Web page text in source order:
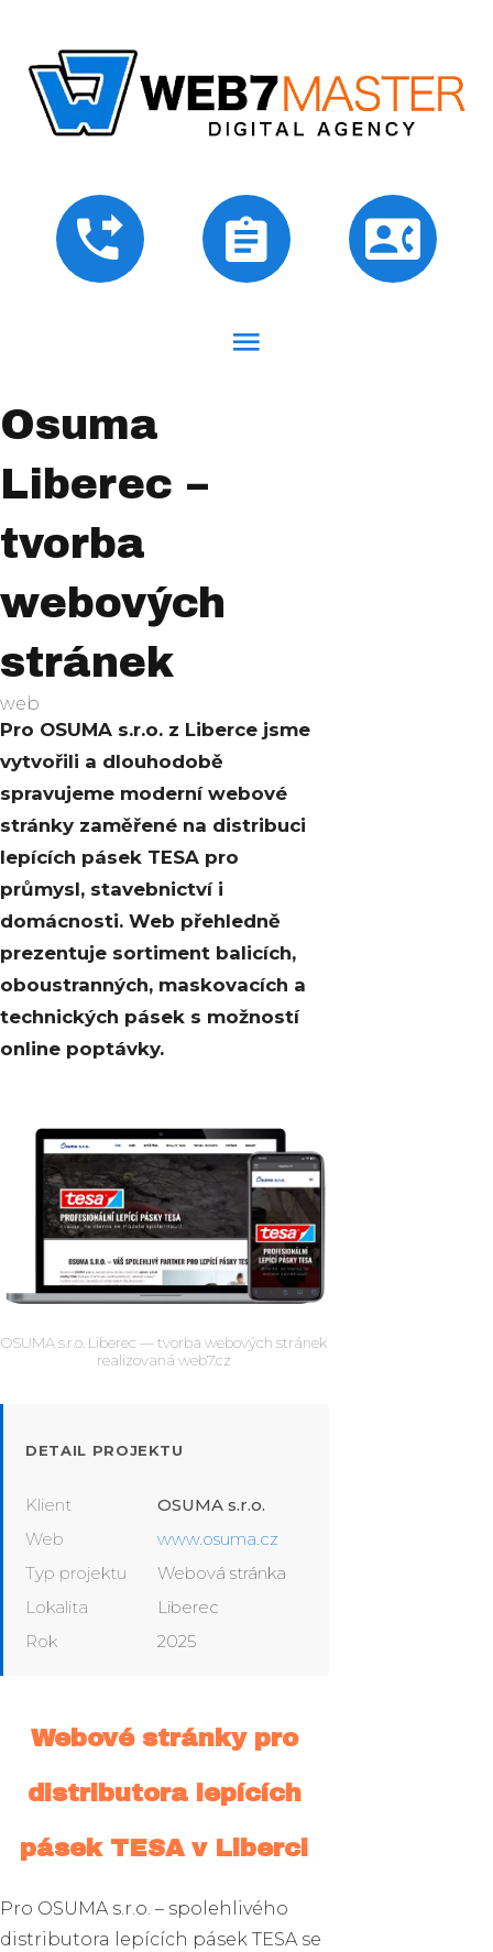
Osuma
Liberec –
tvorba
webových
stránek
web
Pro OSUMA s.r.o. z Liberce jsme
vytvořili a dlouhodobě
spravujeme moderní webové
stránky zaměřené na distribuci
lepících pásek TESA pro
průmysl, stavebnictví i
domácnosti. Web přehledně
prezentuje sortiment balicích,
oboustranných, maskovacích a
technických pásek s možností
online poptávky.
OSUMA s.r.o. Liberec — tvorba webových stránek
realizovaná web7.cz
DETAIL PROJEKTU
Klient
OSUMA s.r.o.
Web
www.osuma.cz
Typ projektu
Webová stránka
Lokalita
Liberec
Rok
2025
Webové stránky pro
distributora lepících
pásek TESA v Liberci
Pro OSUMA s.r.o. – spolehlivého
distributora lepících pásek TESA se